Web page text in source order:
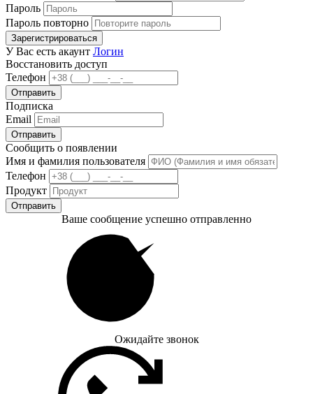
Пароль
Пароль повторно
Зарегистрироваться
У Вас есть акаунт Логин
Восстановить доступ
Телефон
Отправить
Подписка
Email
Отправить
Сообщить о появлении
Имя и фамилия пользователя
Телефон
Продукт
Отправить
Ваше сообщение успешно отправленно
Ожидайте звонок